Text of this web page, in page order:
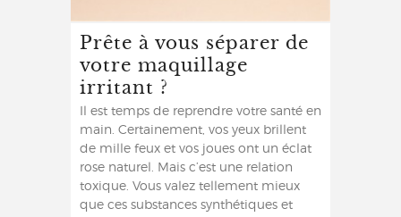
Prête à vous séparer de
votre maquillage
irritant ?
Il est temps de reprendre votre santé en
main. Certainement, vos yeux brillent
de mille feux et vos joues ont un éclat
rose naturel. Mais c’est une relation
toxique. Vous valez tellement mieux
que ces substances synthétiques et